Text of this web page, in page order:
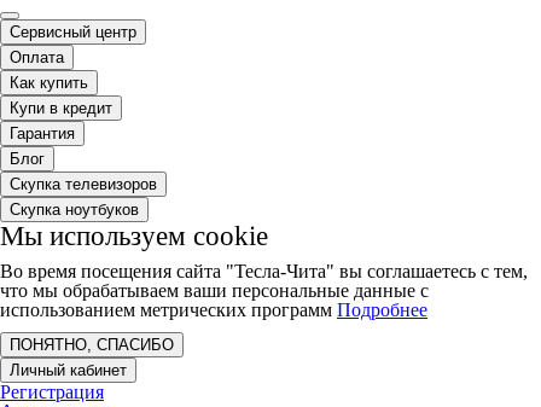
Сервисный центр
Оплата
Как купить
Купи в кредит
Гарантия
Блог
Скупка телевизоров
Скупка ноутбуков
Мы используем cookie
Во время посещения сайта "Тесла-Чита" вы соглашаетесь с тем,
что мы обрабатываем ваши персональные данные с
использованием метрических программ Подробнее
ПОНЯТНО, СПАСИБО
Личный кабинет
Регистрация